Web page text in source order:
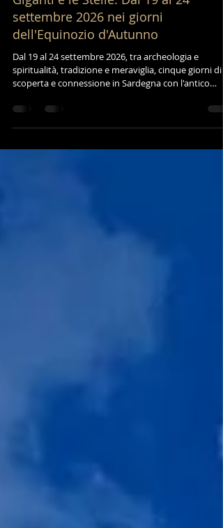
Viaggio in Sardegna, Il Popolo dei
Giganti e le Stelle. Dal 19 al 24
settembre 2026 nei giorni
dell'Equinozio d'Autunno
spiritualità, tradizione e meraviglia, cinque giorni di
scoperta e connessione in Sardegna con l'antico